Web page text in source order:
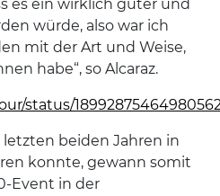
es ein wirklich guter und
würde, also war ich
mit der Art und Weise,
habe“, so Alcaraz.
status/
letzten beiden Jahren in
konnte, gewann somit
Event in der